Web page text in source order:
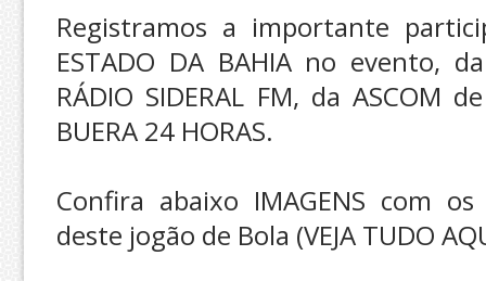
Registramos a importante
ESTADO DA BAHIA no evento,
RÁDIO SIDERAL FM, da ASCOM
BUERA 24 HORAS.
Confira abaixo IMAGENS com
deste jogão de Bola (VEJA TUDO